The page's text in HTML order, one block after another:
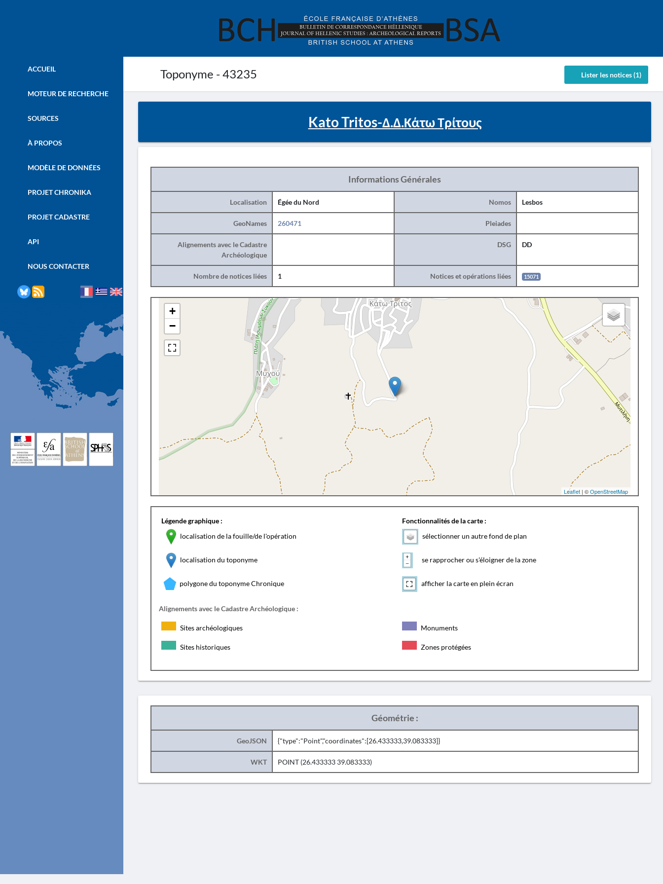
Toponyme - 43235 Lister les notices (1)
ACCUEIL
MOTEUR DE RECHERCHE
SOURCES
À PROPOS
MODÈLE DE DONNÉES
PROJET CHRONIKA
PROJET CADASTRE
API
NOUS CONTACTER
Kato Tritos-Δ.Δ.Κάτω Τρίτους
Informations Générales
Localisation Égée du Nord Nomos Lesbos
GeoNames 260471 Pleiades
Alignements avec le Cadastre
Archéologique
DSG DD
Nombre de notices liées 1 Notices et opérations liées 15071
+
−
Leaflet | ©OpenStreetMap
Légende graphique :
localisation de la fouille/de l'opération
localisation du toponyme
polygone du toponyme Chronique
Fonctionnalités de la carte :
sélectionner un autre fond de plan
se rapprocher ou s'éloigner de la zone
afficher la carte en plein écran
Alignements avec le Cadastre Archéologique :
Sites archéologiques Monuments
Sites historiques Zones protégées
Géométrie :
GeoJSON {"type":"Point","coordinates":[26.433333,39.083333]}
WKT POINT (26.433333 39.083333)